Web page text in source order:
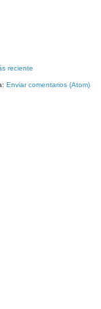
reciente
Enviar comentarios (Atom)